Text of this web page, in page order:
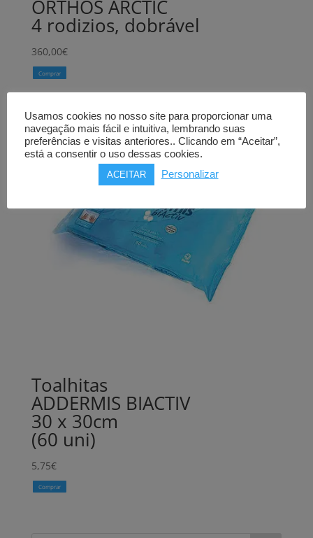
ORTHOS ARCTIC
4 rodizios, dobrável
360,00€
Comprar
Toalhitas
ADDERMIS BIACTIV
30 x 30cm
(60 uni)
5,75€
Comprar
Usamos cookies no nosso site para proporcionar uma
navegação mais fácil e intuitiva, lembrando suas
preferências e visitas anteriores.. Clicando em “Aceitar”,
está a consentir o uso dessas cookies.
ACEITAR Personalizar